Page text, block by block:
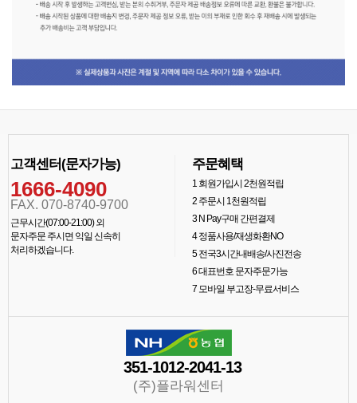
고객센터(문자가능)
1666-4090
FAX. 070-8740-9700
근무시간(07:00-21:00) 외
문자주문 주시면 익일 신속히
처리하겠습니다.
주문혜택
1회원가입시 2천원적립
2주문시 1천원적립
3N Pay구매 간편결제
4정품사용/재생화환NO
5전국3시간내배송/사진전송
6대표번호 문자주문가능
7모바일 부고장-무료서비스
351-1012-2041-13
(주)플라워센터